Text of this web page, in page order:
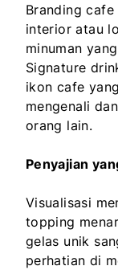
Branding
interior atau
minuman
Signature
ikon cafe
mengenali
orang lain.
Penyajian
Visualisasi
topping
gelas unik
perhatian di